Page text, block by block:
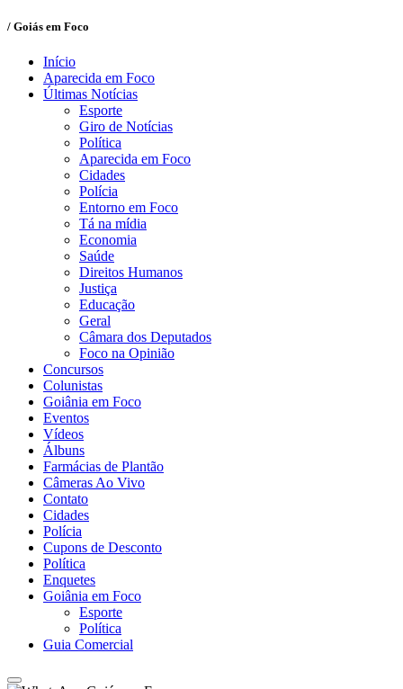
/ Goiás em Foco
Início
Aparecida em Foco
Últimas Notícias
Esporte
Giro de Notícias
Política
Aparecida em Foco
Cidades
Polícia
Entorno em Foco
Tá na mídia
Economia
Saúde
Direitos Humanos
Justiça
Educação
Geral
Câmara dos Deputados
Foco na Opinião
Concursos
Colunistas
Goiânia em Foco
Eventos
Vídeos
Álbuns
Farmácias de Plantão
Câmeras Ao Vivo
Contato
Cidades
Polícia
Cupons de Desconto
Política
Enquetes
Goiânia em Foco
Esporte
Política
Guia Comercial